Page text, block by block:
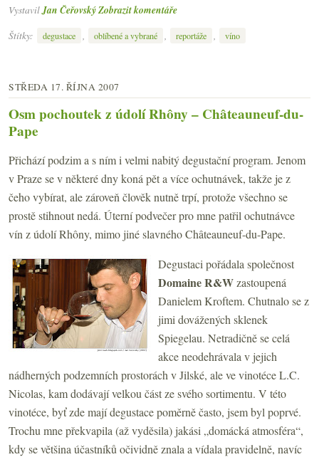
Vystavil Jan ČeřovskýZobrazit komentáře
Štítky:
degustace , oblíbené a vybrané , reportáže , víno
STŘEDA 17. ŘÍJNA 2007
Osm pochoutek z údolí Rhôny – Châteauneuf-du-
Pape
Přichází podzim a s ním i velmi nabitý degustační program. Jenom
v Praze se v některé dny koná pět a více ochutnávek, takže je z
čeho vybírat, ale zároveň člověk nutně trpí, protože všechno se
prostě stihnout nedá. Úterní podvečer pro mne patřil ochutnávce
vín z údolí Rhôny, mimo jiné slavného Châteauneuf-du-Pape.
Degustaci pořádala společnost
Domaine R&Wzastoupená
Danielem Kroftem. Chutnalo se z
jimi dovážených sklenek
Spiegelau. Netradičně se celá
akce neodehrávala v jejich
nádherných podzemních prostorách v Jilské, ale ve vinotéce L.C.
Nicolas, kam dodávají velkou část ze svého sortimentu. V této
vinotéce, byť zde mají degustace poměrně často, jsem byl poprvé.
Trochu mne překvapila (až vyděsila) jakási „domácká atmosféra“,
kdy se většina účastníků očividně znala a vídala pravidelně, navíc